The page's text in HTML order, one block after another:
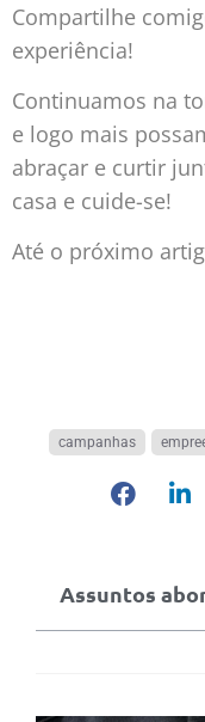
Compartilhe
experiência!
Continuamos na
e logo mais
abraçar e curtir
casa e cuide-se!
Até o próximo
campanhas
Assuntos